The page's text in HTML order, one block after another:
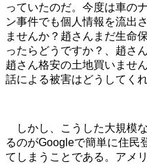
っていたのだ。今度は車の
ン事件でも個人情報を流出
ませんか？趙さんまだ生命
ったらどうですか？、趙さ
趙さん格安の土地買いませ
話による被害はどうしてくれ
しかし、こうした大規模
るのがGoogleで簡単に住民
てしまうことである。アメ